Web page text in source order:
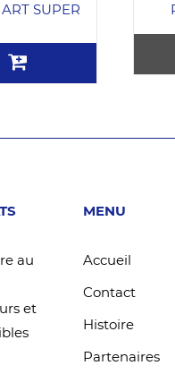
SUPER
au
et
MENU
Accueil
Contact
Histoire
Partenaires